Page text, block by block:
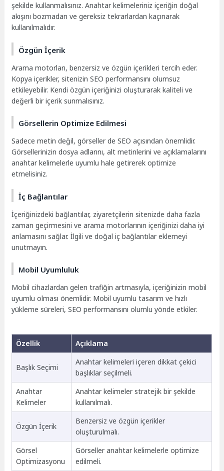
şekilde kullanmalısınız. Anahtar kelimeleriniz içeriğin doğal
akışını bozmadan ve gereksiz tekrarlardan kaçınarak
kullanılmalıdır.
Özgün İçerik
Arama motorları, benzersiz ve özgün içerikleri tercih eder.
Kopya içerikler, sitenizin SEO performansını olumsuz
etkileyebilir. Kendi özgün içeriğinizi oluşturarak kaliteli ve
değerli bir içerik sunmalısınız.
Görsellerin Optimize Edilmesi
Sadece metin değil, görseller de SEO açısından önemlidir.
Görsellerinizin dosya adlarını, alt metinlerini ve açıklamalarını
anahtar kelimelerle uyumlu hale getirerek optimize
etmelisiniz.
İç Bağlantılar
İçeriğinizdeki bağlantılar, ziyaretçilerin sitenizde daha fazla
zaman geçirmesini ve arama motorlarının içeriğinizi daha iyi
anlamasını sağlar. İlgili ve doğal iç bağlantılar eklemeyi
unutmayın.
Mobil Uyumluluk
Mobil cihazlardan gelen trafiğin artmasıyla, içeriğinizin mobil
uyumlu olması önemlidir. Mobil uyumlu tasarım ve hızlı
yükleme süreleri, SEO performansını olumlu yönde etkiler.
Özellik Açıklama
Başlık Seçimi
Anahtar kelimeleri içeren dikkat çekici
başlıklar seçilmeli.
Anahtar
Kelimeler
Anahtar kelimeler stratejik bir şekilde
kullanılmalı.
Özgün İçerik
Benzersiz ve özgün içerikler
oluşturulmalı.
Görsel
Optimizasyonu
Görseller anahtar kelimelerle optimize
edilmeli.